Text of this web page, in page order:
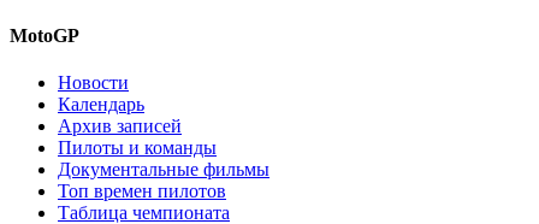
MotoGP
Новости
Календарь
Архив записей
Пилоты и команды
Документальные фильмы
Топ времен пилотов
Таблица чемпионата